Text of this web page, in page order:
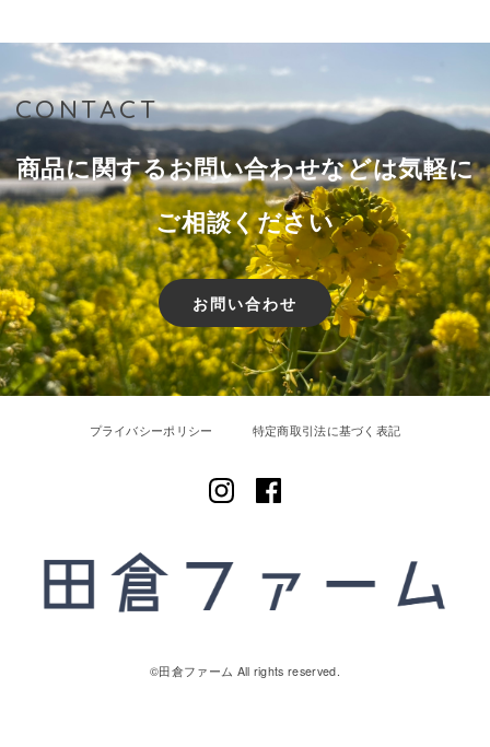
CONTACT
商品に関するお問い合わせなどは気軽に
ご相談ください
お問い合わせ
プライバシーポリシー 特定商取引法に基づく表記
©︎田倉ファーム All rights reserved.